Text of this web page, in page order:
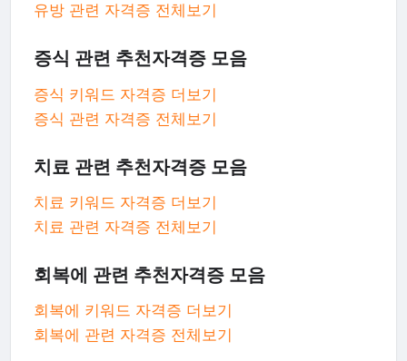
유방 관련 자격증 전체보기
증식 관련 추천자격증 모음
증식 키워드 자격증 더보기
증식 관련 자격증 전체보기
치료 관련 추천자격증 모음
치료 키워드 자격증 더보기
치료 관련 자격증 전체보기
회복에 관련 추천자격증 모음
회복에 키워드 자격증 더보기
회복에 관련 자격증 전체보기